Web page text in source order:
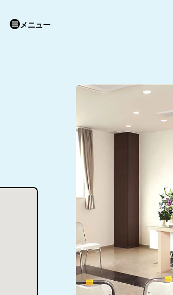
メニュー